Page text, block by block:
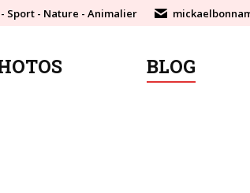
Sport - Nature - Animalier
BLOG